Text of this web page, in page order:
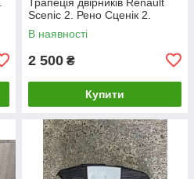
Scenic 2. Рено Сценік 2.
В наявності
2 500 ₴
Купити